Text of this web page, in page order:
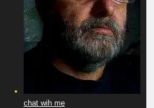
chat wih me